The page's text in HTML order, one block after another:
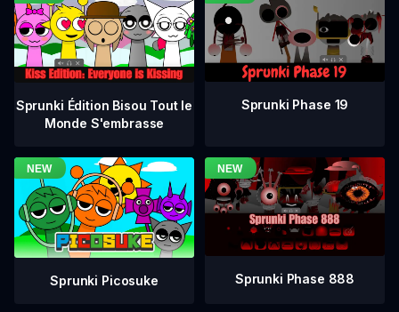
Sprunki Édition Bisou Tout le
Monde S'embrasse
Sprunki Phase 19
Sprunki Picosuke Sprunki Phase 888